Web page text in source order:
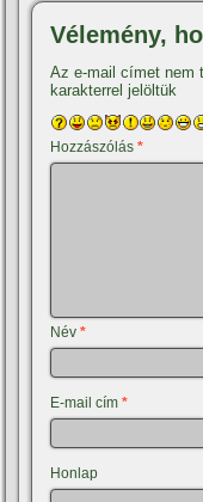
Vélemény,
Az e-mail címet nem
karakterrel jelöltük
Hozzászólás*
Név*
E-mail cím*
Honlap